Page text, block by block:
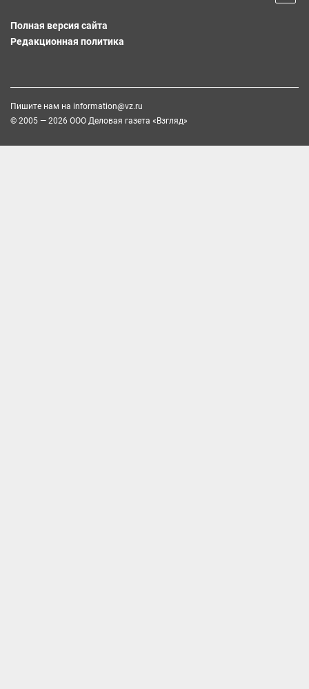
Полная версия сайта
Редакционная политика
Пишите нам на information@vz.ru
© 2005 — 2026 ООО Деловая газета «Взгляд»